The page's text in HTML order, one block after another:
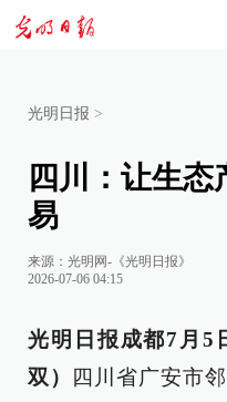
光明日报 >
四川：让生态
易
来源： 光明网-《光明日报》
2026-07-06 04:15
光明日报成都7月5
双）
四川省广安市